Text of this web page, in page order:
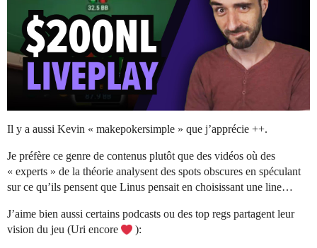
Il y a aussi Kevin « makepokersimple » que j’apprécie ++.
Je préfère ce genre de contenus plutôt que des vidéos où des
« experts » de la théorie analysent des spots obscures en spéculant
sur ce qu’ils pensent que Linus pensait en choisissant une line…
J’aime bien aussi certains podcasts ou des top regs partagent leur
vision du jeu (Uri encore
):